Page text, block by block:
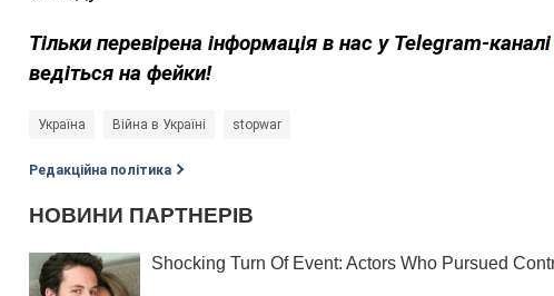
Тільки перевірена інформація в нас у Telegram-каналі
ведіться на фейки!
Україна Війна в Україні stopwar
Редакційна політика